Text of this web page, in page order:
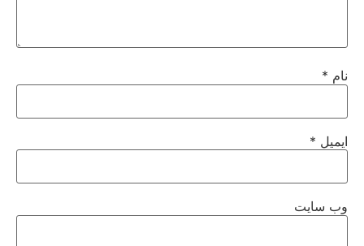
نام *
ایمیل *
وب‌ سایت